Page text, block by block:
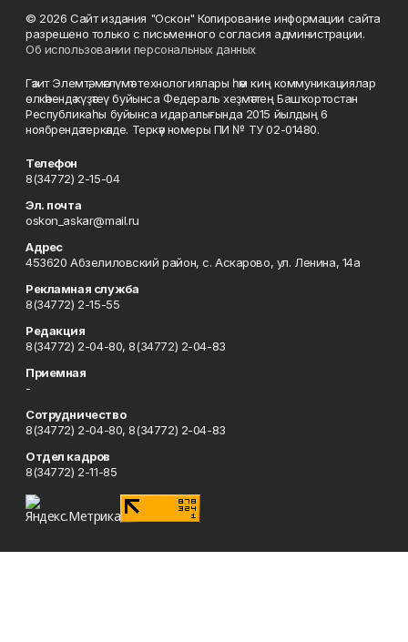
© 2026 Сайт издания "Оскон" Копирование информации сайта
разрешено только с письменного согласия администрации.
Об использовании персональных данных
Гәзит Элемтә, мәғлүмәт технологиялары һәм киң коммуникациялар
өлкәһендә күҙәтеү буйынса Федераль хеҙмәттең Башҡортостан
Республикаһы буйынса идаралығында 2015 йылдың 6
ноябрендә теркәлде. Теркәү номеры ПИ № ТУ 02-01480.
Телефон
8(34772) 2-15-04
Эл. почта
oskon_askar@mail.ru
Адрес
453620 Абзелиловский район, с. Аскарово, ул. Ленина, 14а
Рекламная служба
8(34772) 2-15-55
Редакция
8(34772) 2-04-80, 8(34772) 2-04-83
Приемная
-
Сотрудничество
8(34772) 2-04-80, 8(34772) 2-04-83
Отдел кадров
8(34772) 2-11-85